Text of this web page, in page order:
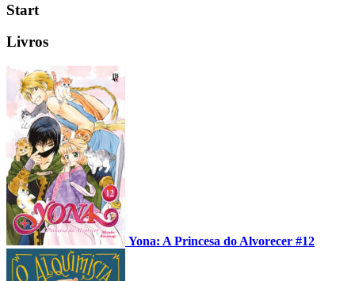
Start
Livros
Yona: A Princesa do Alvorecer #12